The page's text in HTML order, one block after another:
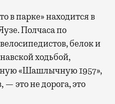
в парке» находится в
Полчаса по
белок и
ходьбой,
«Шашлычную 1957»,
это не дорога, это